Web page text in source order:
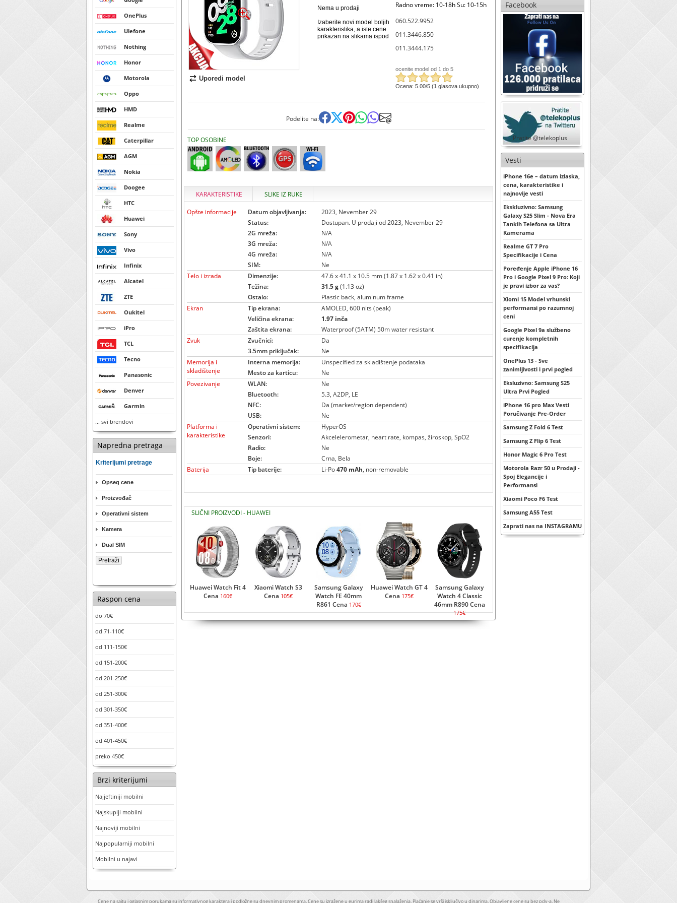
OnePlus
Ulefone
Nothing
Honor
Motorola
Oppo
HMD
Realme
Caterpillar
AGM
Nokia
Doogee
HTC
Huawei
Sony
Vivo
Infinix
Alcatel
ZTE
Oukitel
iPro
TCL
Tecno
Panasonic
Denver
Garmin
... svi brendovi
Napredna pretraga
Kriterijumi pretrage
Opseg cene
Proizvođač
Operativni sistem
Kamera
Dual SIM
Raspon cena
do 70€
od 71-110€
od 111-150€
od 151-200€
od 201-250€
od 251-300€
od 301-350€
od 351-400€
od 401-450€
preko 450€
Brzi kriterijumi
Najjeftiniji mobilni
Najskuplji mobilni
Najnoviji mobilni
Najpopularniji mobilni
Mobilni u najavi
Uporedi model
Nema u prodaji
Izaberite novi model boljih
karakteristika, a iste cene
prikazan na slikama ispod
Radno vreme: 10-18h Su: 10-15h
060.522.9952
011.3446.850
011.3444.175
ocenite model od 1 do 5
Ocena: 5.00/5 (1 glasova ukupno)
Podelite na:
TOP OSOBINE
KARAKTERISTIKE SLIKE IZ RUKE
Opšte informacije Datum objavljivanja:
2023, Nevember 29
Status:
Dostupan. U prodaji od 2023, Nevember 29
2G mreža:
N/A
3G mreža:
N/A
4G mreža:
N/A
SIM:
Ne
Telo i izrada
Dimenzije:
47.6 x 41.1 x 10.5 mm (1.87 x 1.62 x 0.41 in)
Težina:
31.5 g(1.13 oz)
Ostalo:
Plastic back, aluminum frame
Ekran
Tip ekrana:
AMOLED, 600 nits (peak)
Veličina ekrana:
1.97 inča
Zaštita ekrana:
Waterproof (5ATM) 50m water resistant
Zvuk
Zvučnici:
Da
3.5mm priključak:
Ne
Memorija i
skladištenje
Interna memorija:
Unspecified za skladištenje podataka
Mesto za karticu:
Ne
Povezivanje
WLAN:
Ne
Bluetooth:
5.3, A2DP, LE
NFC:
Da (market/region dependent)
USB:
Ne
Platforma i
karakteristike
Operativni sistem:
HyperOS
Senzori:
Akcelelerometar, heart rate, kompas, žiroskop, SpO2
Radio:
Ne
Boje:
Crna, Bela
Baterija
Tip baterije: Li-Po470 mAh, non-removable
SLIČNI PROIZVODI - HUAWEI
Huawei Watch Fit 4
Cena 160€
Xiaomi Watch S3
Cena 105€
Samsung Galaxy
Watch FE 40mm
R861 Cena 170€
Huawei Watch GT 4
Cena 175€
Samsung Galaxy
Watch 4 Classic
46mm R890 Cena
175€
Facebook
Pratite @telekoplus
Vesti
iPhone 16e – datum izlaska,
cena, karakteristike i
najnovije vesti
Ekskluzivno: Samsung
Galaxy S25 Slim - Nova Era
Tankih Telefona sa Ultra
Kamerama
Realme GT 7 Pro
Specifikacije i Cena
Poređenje Apple iPhone 16
Pro i Google Pixel 9 Pro: Koji
je pravi izbor za vas?
Xiomi 15 Model vrhunski
performansi po razumnoj
ceni
Google Pixel 9a službeno
curenje kompletnih
specifikacija
OnePlus 13 - Sve
zanimljivosti i prvi pogled
Eksluzivno: Samsung S25
Ultra Prvi Pogled
iPhone 16 pro Max Vesti
Poručivanje Pre-Order
Samsung Z Fold 6 Test
Samsung Z Flip 6 Test
Honor Magic 6 Pro Test
Motorola Razr 50 u Prodaji -
Spoj Elegancije i
Performansi
Xiaomi Poco F6 Test
Samsung A55 Test
Zaprati nas na INSTAGRAMU
Cene na sajtu i oglasnim porukama su informativnog karaktera i podložne su dnevnim promenama. Cene su izražene u eurima radi lakšeg snalaženja. Plaćanje se vrši isključivo u dinarima. Objavljene cene su bez pdv-a. Ne